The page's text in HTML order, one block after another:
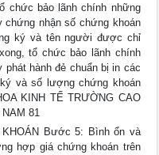
chức bảo lãnh chính những
chứng nhận số chứng khoán
ký và tên người được chỉ
tổ chức bảo lãnh chính
hành đẻ chuẩn bị in các
và số lượng chứng khoán
KINH TẾ TRƯỜNG CAO
81
Bước 5: Bình ổn và
hợp giá chứng khoán trên